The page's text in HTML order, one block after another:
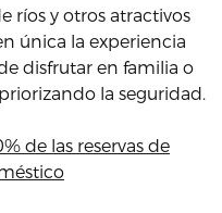
ríos y otros atractivos
única la experiencia
disfrutar en familia o
la seguridad.
de las reservas de